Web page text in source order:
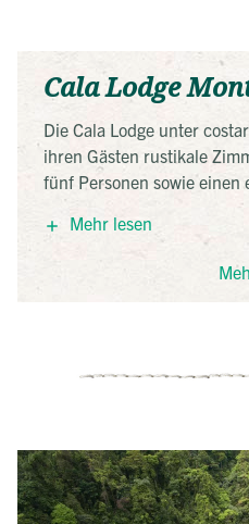
Cala Lodge
Die Cala Lodge unter
ihren Gästen rustikale
fünf Personen sowie einen
durch das großzügige
Mehr lesen